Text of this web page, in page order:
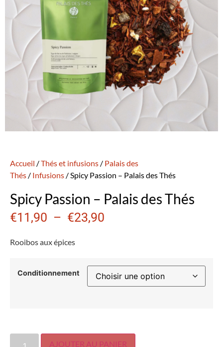
Accueil /Thés et infusions / Palais des
Thés / Infusions / Spicy Passion – Palais des Thés
Spicy Passion – Palais des Thés
€11,90 – €23,90
Rooibos aux épices
Conditionnement
AJOUTER AU PANIER